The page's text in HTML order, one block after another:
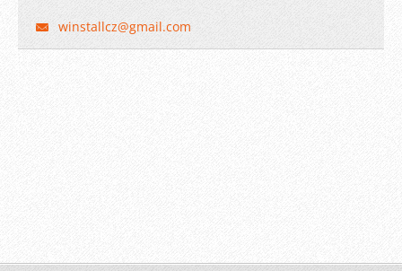
winstallcz@gmail.com